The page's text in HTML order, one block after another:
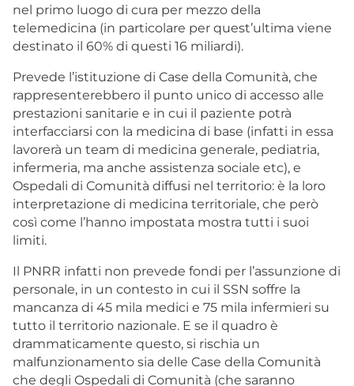
nel primo luogo di cura per mezzo della
telemedicina (in particolare per quest’ultima viene
destinato il 60% di questi 16 miliardi).
Prevede l’istituzione di Case della Comunità, che
rappresenterebbero il punto unico di accesso alle
prestazioni sanitarie e in cui il paziente potrà
interfacciarsi con la medicina di base (infatti in essa
lavorerà un team di medicina generale, pediatria,
infermeria, ma anche assistenza sociale etc), e
Ospedali di Comunità diffusi nel territorio: è la loro
interpretazione di medicina territoriale, che però
così come l’hanno impostata mostra tutti i suoi
limiti.
Il PNRR infatti non prevede fondi per l’assunzione di
personale, in un contesto in cui il SSN soffre la
mancanza di 45 mila medici e 75 mila infermieri su
tutto il territorio nazionale. E se il quadro è
drammaticamente questo, si rischia un
malfunzionamento sia delle Case della Comunità
che degli Ospedali di Comunità (che saranno